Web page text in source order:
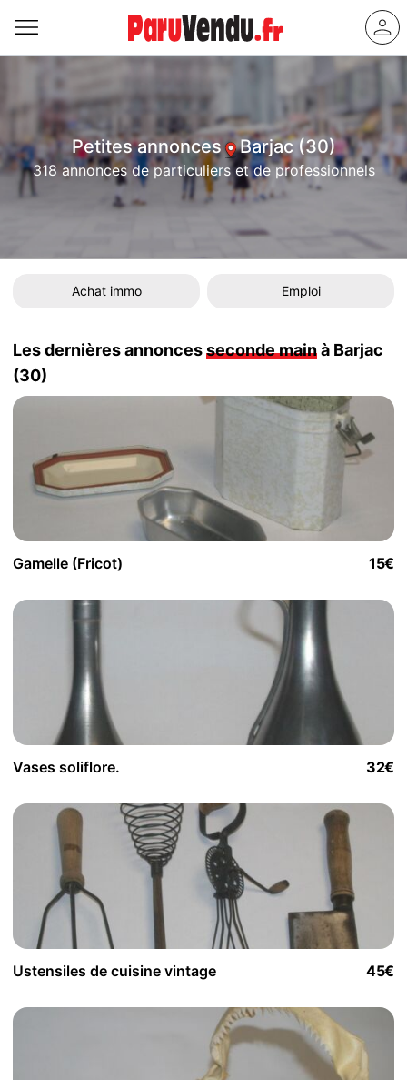
Petites annonces Barjac (30)
318 annonces de particuliers et de professionnels
Achat immo Emploi
Les dernières annoncesseconde mainà Barjac
(30)
Gamelle (Fricot) 15€
Vases soliflore. 32€
Ustensiles de cuisine vintage 45€